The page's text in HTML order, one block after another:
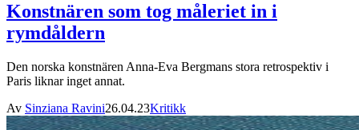
Konstnären som tog måleriet in i
rymdåldern
Den norska konstnären Anna-Eva Bergmans stora retrospektiv i
Paris liknar inget annat.
Av Sinziana Ravini26.04.23Kritikk